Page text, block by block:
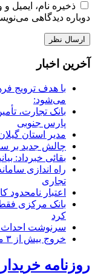
ذخیره نام، ایمیل
دوباره دیدگاهی
آخرین اخبار
با هدف ترویج
می‌شود:
پارس جنوبی
مدیر استان
چالش جدید بر
بقائی خبرداد:
راه اندازی
تجاری
اعتبار نامحدود
کرد
سرنوشت احداث
خروج بیش از ۳ میلیون و ۳۵۲ هزار زائر از مرزهای کشور
روزنامه خریدار